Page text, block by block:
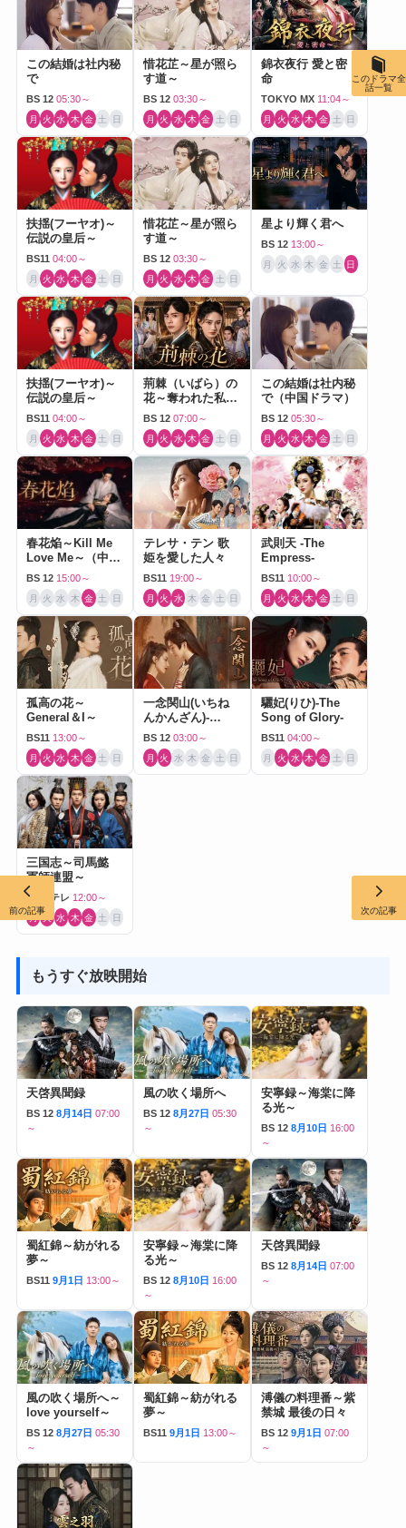
この結婚は社内秘
で
BS 12 05:30～
月 火 水 木 金 土 日
惜花芷～星が照ら
す道～
BS 12 03:30～
月 火 水 木 金 土 日
錦衣夜行 愛と密
命
TOKYO MX 11:04～
月 火 水 木 金 土 日
扶揺(フーヤオ)～
伝説の皇后～
BS11 04:00～
月 火 水 木 金 土 日
惜花芷～星が照ら
す道～
BS 12 03:30～
月 火 水 木 金 土 日
星より輝く君へ
BS 12 13:00～
月 火 水 木 金 土 日
扶揺(フーヤオ)～
伝説の皇后～
BS11 04:00～
月 火 水 木 金 土 日
荊棘（いばら）の
花～奪われた私～
（中国ドラマ）
BS 12 07:00～
月 火 水 木 金 土 日
この結婚は社内秘
で（中国ドラマ）
BS 12 05:30～
月 火 水 木 金 土 日
春花焔～Kill Me
Love Me～（中国
ドラマ）
BS 12 15:00～
月 火 水 木 金 土 日
テレサ・テン 歌
姫を愛した人々
BS11 19:00～
月 火 水 木 金 土 日
武則天 -The
Empress-
BS11 10:00～
月 火 水 木 金 土 日
孤高の花～
General＆I～
BS11 13:00～
月 火 水 木 金 土 日
一念関山(いちね
んかんざん)-
Journey to Love-
BS 12 03:00～
月 火 水 木 金 土 日
驪妃(りひ)-The
Song of Glory-
BS11 04:00～
月 火 水 木 金 土 日
三国志～司馬懿
軍師連盟～
BS日テレ 12:00～
月 水 木 金 土 日
もうすぐ放映開始
天啓異聞録
BS 12 8月14日 07:00
～
風の吹く場所へ
BS 12 8月27日 05:30
～
安寧録～海棠に降
る光～
BS 12 8月10日 16:00
～
蜀紅錦～紡がれる
夢～
BS11 9月1日 13:00～
安寧録～海棠に降
る光～
BS 12 8月10日 16:00
～
天啓異聞録
BS 12 8月14日 07:00
～
風の吹く場所へ～
love yourself～
BS 12 8月27日 05:30
～
蜀紅錦～紡がれる
夢～
BS11 9月1日 13:00～
溥儀の料理番～紫
禁城 最後の日々
BS 12 9月1日 07:00
～
前の記事 次の記事
このドラマ全
話一覧